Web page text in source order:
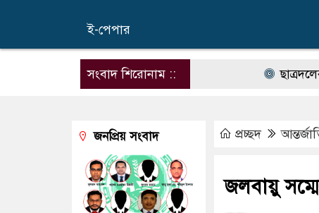
ই-পেপার
সংবাদ শিরোনাম :: ছাত্রদলের
প্রচ্ছদ
জলবায়ু
জনপ্রিয় সংবাদ